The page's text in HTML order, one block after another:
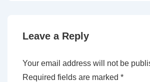
Leave a Reply
Your email address will not be
Required fields are marked *